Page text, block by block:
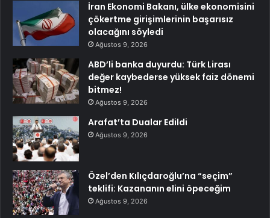
İran Ekonomi Bakanı, ülke ekonomisini
çökertme girişimlerinin başarısız
olacağını söyledi
Ağustos 9, 2026
ABD’li banka duyurdu: Türk Lirası
değer kaybederse yüksek faiz dönemi
bitmez!
Ağustos 9, 2026
Arafat’ta Dualar Edildi
Ağustos 9, 2026
Özel’den Kılıçdaroğlu’na “seçim”
teklifi: Kazananın elini öpeceğim
Ağustos 9, 2026